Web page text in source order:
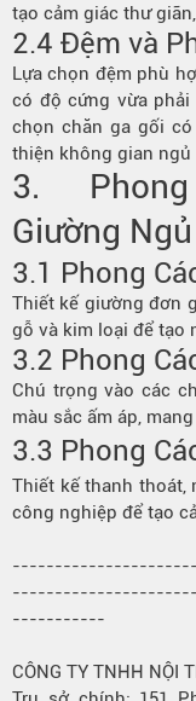
tạo cảm giác thư
2.4 Đệm và
Lựa chọn đệm phù
có độ cứng vừa
chọn chăn ga gối
thiện không gian ngủ
3.
Giường Ngủ
3.1 Phong
Thiết kế giường đơn
gỗ và kim loại để tạo
3.2 Phong
Chú trọng vào các
màu sắc ấm áp,
3.3 Phong
Thiết kế thanh thoát,
công nghiệp để tạo
-----------
CÔNG TY TNHH NỘI